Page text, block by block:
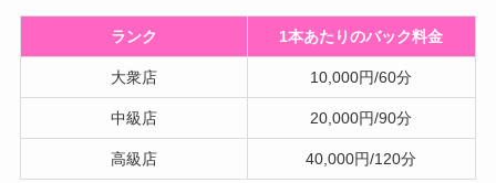
ランク 1本あたりのバック料金
大衆店 10,000円/60分
中級店 20,000円/90分
高級店 40,000円/120分